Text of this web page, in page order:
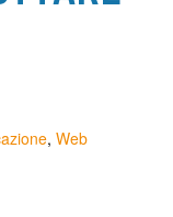
, Web